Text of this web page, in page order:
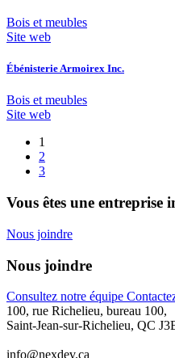
Bois et meubles
Site web
Ébénisterie Armoirex Inc.
Bois et meubles
Site web
1
2
3
Vous êtes une entreprise
Nous joindre
Nous joindre
Consultez notre équipe
100, rue Richelieu, bureau 100,
Saint-Jean-sur-Richelieu, QC
info@nexdev.ca